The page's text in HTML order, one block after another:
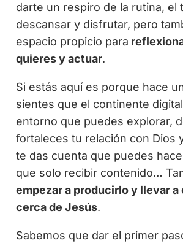
darte un respiro de la rutina, el
descansar y disfrutar, pero
espacio propicio para
quieres y actuar.
Si estás aquí es porque hace
sientes que el continente
entorno que puedes explorar,
fortaleces tu relación con Dios
te das cuenta que puedes
que solo recibir contenido…
empezar a producirlo y llevar a
cerca de Jesús.
Sabemos que dar el primer